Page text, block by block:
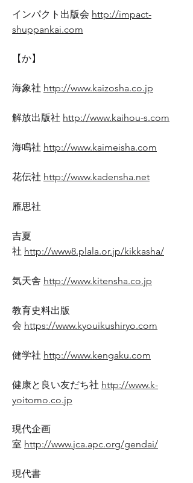
インパクト出版会 http://impact-
shuppankai.com
【か】
海象社 http://www.kaizosha.co.jp
解放出版社 http://www.kaihou-s.com
海鳴社 http://www.kaimeisha.com
花伝社 http://www.kadensha.net
雁思社
吉夏
社 http://www8.plala.or.jp/kikkasha/
気天舎 http://www.kitensha.co.jp
教育史料出版
会 https://www.kyouikushiryo.com
健学社 http://www.kengaku.com
健康と良い友だち社 http://www.k-
yoitomo.co.jp
現代企画
室 http://www.jca.apc.org/gendai/
現代書